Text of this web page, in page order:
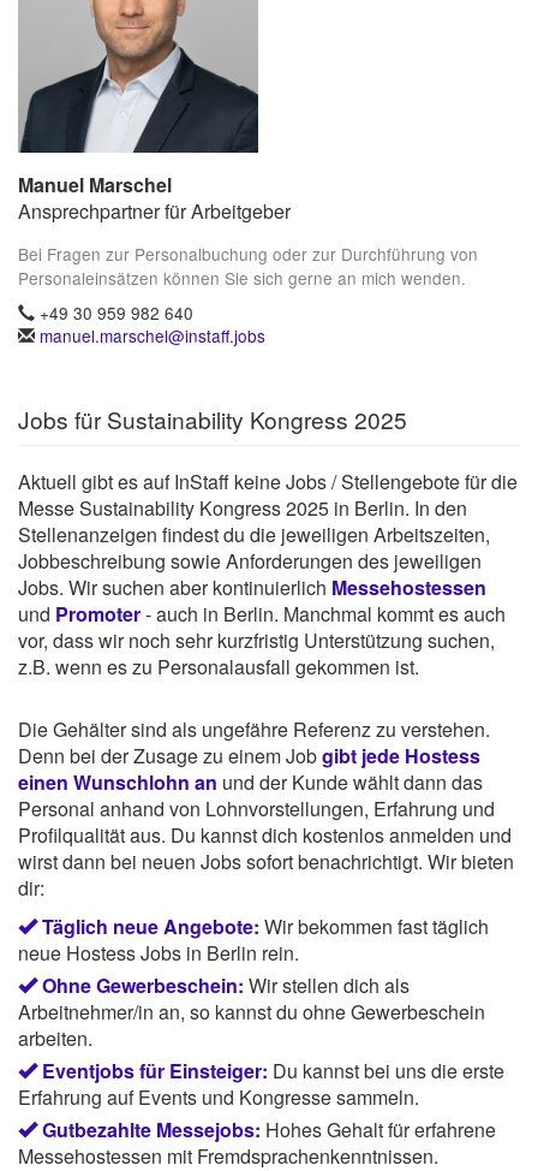
Manuel Marschel
Ansprechpartner für Arbeitgeber
Bei Fragen zur Personalbuchung oder zur Durchführung von
Personaleinsätzen können Sie sich gerne an mich wenden.
+49 30 959 982 640
manuel.marschel@instaff.jobs
Jobs für Sustainability Kongress 2025
Aktuell gibt es auf InStaff keine Jobs / Stellengebote für die
Messe Sustainability Kongress 2025 in Berlin. In den
Stellenanzeigen findest du die jeweiligen Arbeitszeiten,
Jobbeschreibung sowie Anforderungen des jeweiligen
Jobs. Wir suchen aber kontinuierlich Messehostessen
und Promoter- auch in Berlin. Manchmal kommt es auch
vor, dass wir noch sehr kurzfristig Unterstützung suchen,
z.B. wenn es zu Personalausfall gekommen ist.
Die Gehälter sind als ungefähre Referenz zu verstehen.
Denn bei der Zusage zu einem Jobgibt jede Hostess
einen Wunschlohn an und der Kunde wählt dann das
Personal anhand von Lohnvorstellungen, Erfahrung und
Profilqualität aus. Du kannst dich kostenlos anmelden und
wirst dann bei neuen Jobs sofort benachrichtigt. Wir bieten
dir:
Täglich neue Angebote: Wir bekommen fast täglich
neue Hostess Jobs in Berlin rein.
Ohne Gewerbeschein: Wir stellen dich als
Arbeitnehmer/in an, so kannst du ohne Gewerbeschein
arbeiten.
Eventjobs für Einsteiger: Du kannst bei uns die erste
Erfahrung auf Events und Kongresse sammeln.
Gutbezahlte Messejobs: Hohes Gehalt für erfahrene
Messehostessen mit Fremdsprachenkenntnissen.